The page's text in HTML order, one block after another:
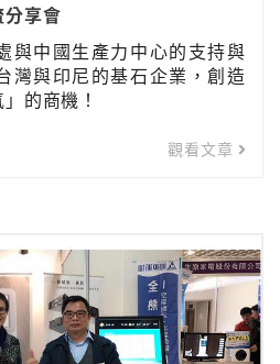
享會
與中國生產力中心的支持與
灣與印尼的基石企業，創造
的商機！
觀看文章